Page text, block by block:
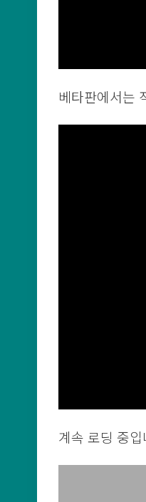
베타판에서는
계속 로딩 중